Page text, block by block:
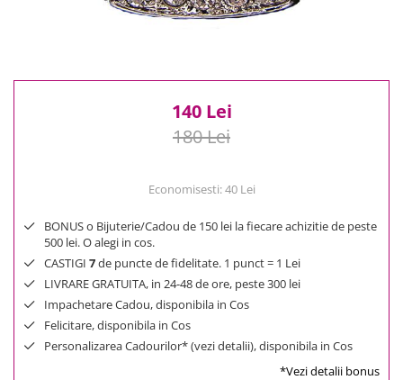
100 Lei - 200 Lei
500 Lei - 1000 Lei
140 Lei
180 Lei
Economisesti:40 Lei
BONUS o Bijuterie/Cadou de 150 lei la fiecare achizitie de peste
500 lei. O alegi in cos.
CASTIGI 7de puncte de fidelitate. 1 punct = 1 Lei
LIVRARE GRATUITA, in 24-48 de ore, peste 300 lei
Impachetare Cadou, disponibila in Cos
Felicitare, disponibila in Cos
Personalizarea Cadourilor* (vezi detalii), disponibila in Cos
*Vezi detalii bonus